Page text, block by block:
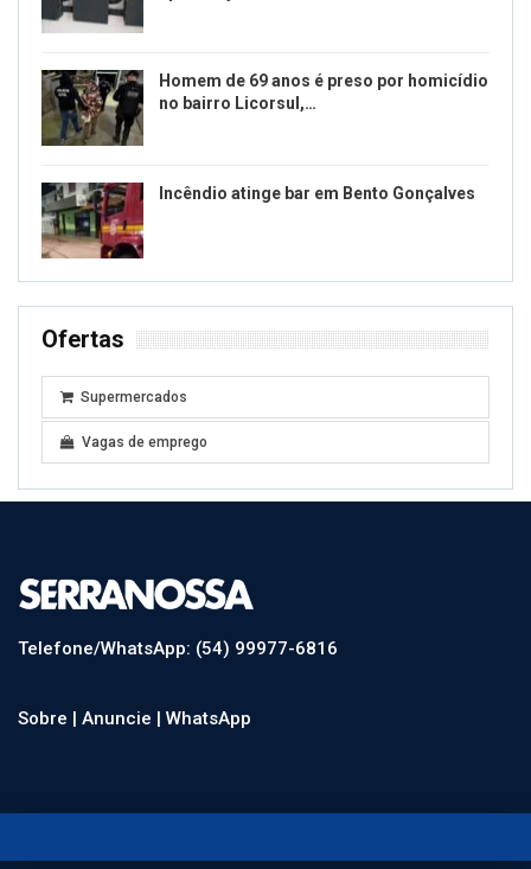
Homem de 69 anos é preso por homicídio
no bairro Licorsul,…
Incêndio atinge bar em Bento Gonçalves
Ofertas
Supermercados
Vagas de emprego
Telefone/WhatsApp: (54) 99977-6816
Sobre | Anuncie | WhatsApp